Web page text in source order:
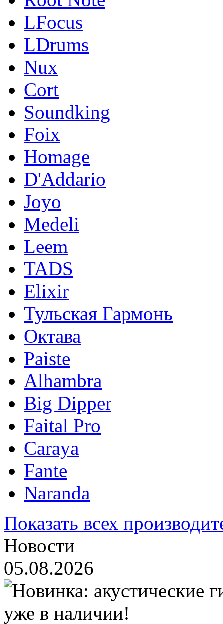
LFocus
LDrums
Nux
Cort
Soundking
Foix
Homage
D'Addario
Joyo
Medeli
Leem
TADS
Elixir
Тульская Гармонь
Октава
Paiste
Alhambra
Big Dipper
Faital Pro
Caraya
Fante
Naranda
Показать всех
Новости
05.08.2026